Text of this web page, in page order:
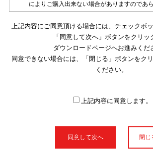
によりご購入出来ない場合がありますのであ
本サイトに公開されている取扱説明書は、製
のものを掲載しております。従いまして本サ
る取扱説明書の記載内容とお客さまがお持ち
後のマイナーチェンジ等で変更になる場合が
トに公開されている取扱説明書の内容とお手
使用上のご注意や安全上のご注意、また測定
説明書が作成された時点での基準に応じた内
上記内容にご同意頂ける場合には、チェックボ
「同意して次へ」ボタンをクリッ
ダウンロードページへお進みくだ
同意できない場合には、「閉じる」ボタンをク
ください。
上記内容に同意します。
閉じ